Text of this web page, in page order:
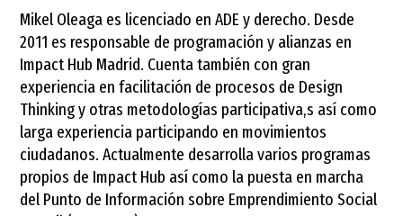
Mikel Oleaga es licenciado en ADE y derecho. Desde
2011 es responsable de programación y alianzas en
Impact Hub Madrid. Cuenta también con gran
experiencia en facilitación de procesos de Design
Thinking y otras metodologías participativa,s así como
larga experiencia participando en movimientos
ciudadanos. Actualmente desarrolla varios programas
propios de Impact Hub así como la puesta en marcha
del Punto de Información sobre Emprendimiento Social